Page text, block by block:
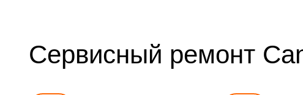
Сервисный ремонт